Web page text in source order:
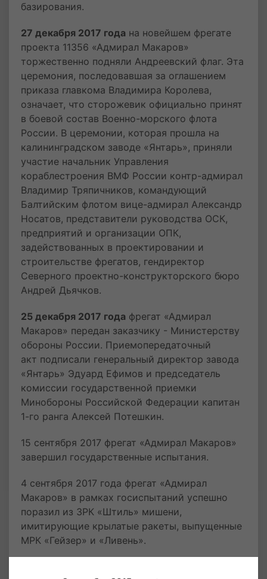
базирования.
27 декабря 2017 года на новейшем фрегате
проекта 11356 «Адмирал Макаров»
торжественно подняли Андреевский флаг. Эта
церемония, последовавшая за оглашением
приказа главкома Владимира Королева,
означает, что сторожевик официально принят
в боевой состав Военно-морского флота
России. В церемонии, которая прошла на
калининградском заводе «Янтарь», приняли
участие начальник Управления
кораблестроения ВМФ России контр-адмирал
Владимир Тряпичников, командующий
Балтийским флотом вице-адмирал Александр
Носатов, представители руководства ОСК,
предприятий и организации ОПК,
задействованных в проектировании и
строительстве фрегатов, гендиректор
Северного проектно-конструкторского бюро
Андрей Дьячков.
25 декабря 2017 года фрегат «Адмирал
Макаров» передан заказчику - Министерству
обороны России. Приемопередаточный
акт подписали генеральный директор завода
«Янтарь» Эдуард Ефимов и председатель
комиссии государственной приемки
Минобороны Российской Федерации капитан
1-го ранга Алексей Потешкин.
15 сентября 2017 фрегат «Адмирал Макаров»
завершил государственные испытания.
4 сентября 2017 года фрегат «Адмирал
Макаров» в рамках госиспытаний успешно
поразил из ЗРК «Штиль» мишени,
имитирующие крылатые ракеты, выпущенные
МРК «Гейзер» и «Ливень».